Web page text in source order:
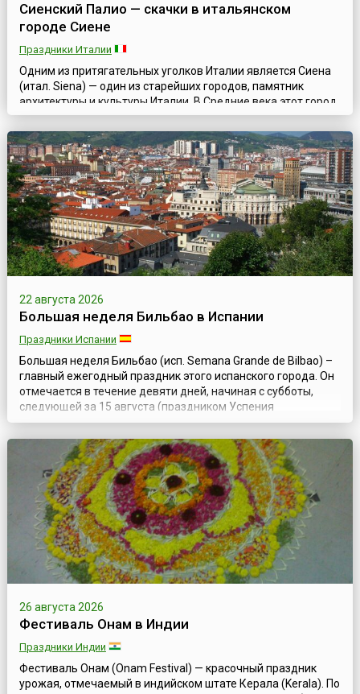
Сиенский Палио — скачки в итальянском
городе Сиене
Праздники Италии
Одним из притягательных уголков Италии является Сиена
(итал. Siena) — один из старейших городов, памятник
архитектуры и культуры Италии. В Средние века этот город,
расположенный в западной части страны, в Тоскане, был
столицей сильной Сиенской республики и уже в ту
дальнюю эпоху хранил шедевры итальянской готики
мирового достоинства.Именно в Средние века и
зародилась традиция проводить в город...
22 августа 2026
Большая неделя Бильбао в Испании
Праздники Испании
Большая неделя Бильбао (исп. Semana Grande de Bilbao) –
главный ежегодный праздник этого испанского города. Он
отмечается в течение девяти дней, начиная с субботы,
следующей за 15 августа (праздником Успения
Богородицы).Официальный статус праздник получил в
1978 году, хотя и прежде в августе в Бильбао проходили
разнообразные увеселительные мероприятия – ярмарки,
корриды, состязания силачей, ци...
26 августа 2026
Фестиваль Онам в Индии
Праздники Индии
Фестиваль Онам (Onam Festival) — красочный праздник
урожая, отмечаемый в индийском штате Керала (Kerala). По